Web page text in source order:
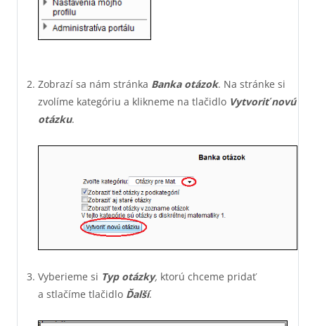
Zobrazí sa nám stránka Banka otázok. Na stránke si
zvolíme kategóriu a klikneme na tlačidlo Vytvoriť novú
otázku.
Vyberieme si Typ otázky, ktorú chceme pridať
a stlačíme tlačidlo Ďalší.